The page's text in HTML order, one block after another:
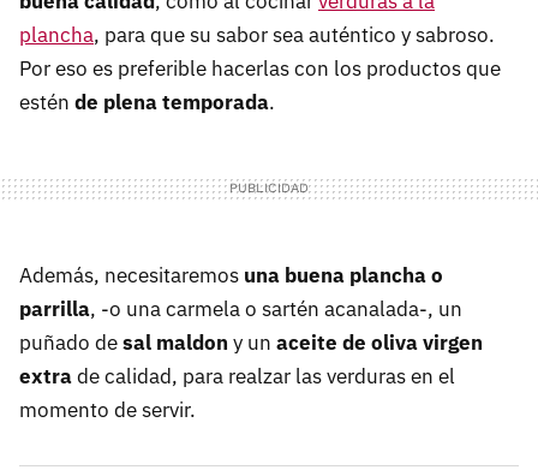
plancha, para que su sabor sea auténtico y sabroso.
Por eso es preferible hacerlas con los productos que
estén de plena temporada.
Además, necesitaremos una buena plancha o
parrilla, -o una carmela o sartén acanalada-, un
puñado desal maldon y un aceite de oliva virgen
extrade calidad, para realzar las verduras en el
momento de servir.